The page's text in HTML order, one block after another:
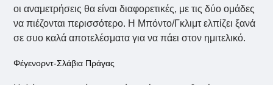
οι αναμετρήσεις θα είναι διαφορετικές, με τις δύο ομάδες
να πιέζονται περισσότερο. Η Μπόντο/Γκλιμτ ελπίζει ξανά
σε συο καλά αποτελέσματα για να πάει στον ημιτελικό.
Φέγενορντ-Σλάβια Πράγας